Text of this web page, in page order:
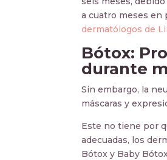
a cuatro meses en
dermatólogos de
Bótox:
durante
Sin embargo, la
máscaras y
Este no tiene por
adecuadas, los
Bótox y Baby